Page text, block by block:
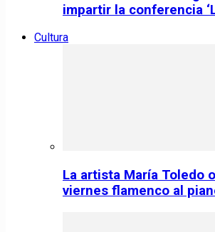
impartir la conferencia
Cultura
La artista María Toledo
viernes flamenco al